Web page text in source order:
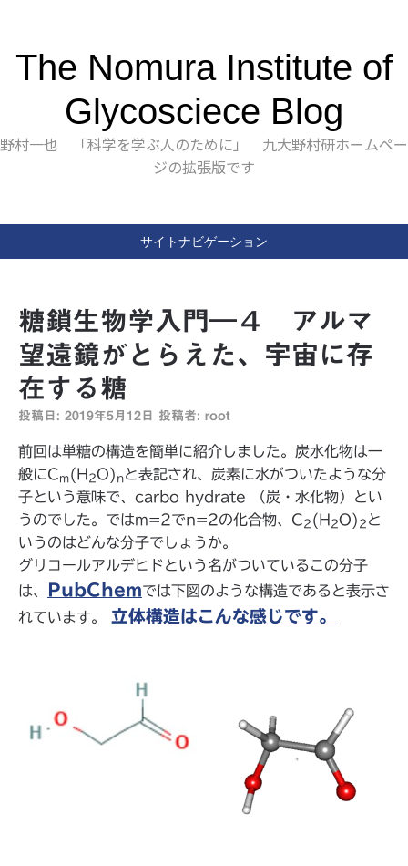
The Nomura Institute of
Glycosciece Blog
野村一也 「科学を学ぶ人のために」 九大野村研ホームペー
ジの拡張版です
サイトナビゲーション
糖鎖生物学入門―４ アルマ
望遠鏡がとらえた、宇宙に存
在する糖
投稿日: 2019年5月12日 投稿者: root
前回は単糖の構造を簡単に紹介しました。炭水化物は一
般にCm(H 2O) nと表記され、炭素に水がついたような分
子という意味で、carbo hydrate （炭・水化物）とい
うのでした。ではm=2でn=2の化合物、C2 (H 2O) 2 と
いうのはどんな分子でしょうか。
グリコールアルデヒドという名がついているこの分子
は、
PubChemでは下図のような構造であると表示さ
れています。 立体構造はこんな感じです。